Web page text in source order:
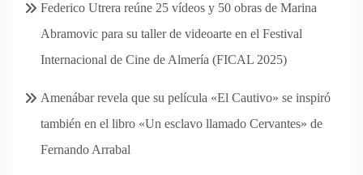
Federico Utrera reúne 25 vídeos y 50 obras de Marina
Abramovic para su taller de videoarte en el Festival
Internacional de Cine de Almería (FICAL 2025)
Amenábar revela que su película «El Cautivo» se inspiró
también en el libro «Un esclavo llamado Cervantes» de
Fernando Arrabal